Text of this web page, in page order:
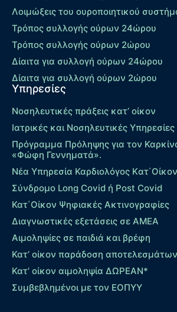
Λοιμώξεις του ουροποιητικού
Τρόπος συλλογής ούρων 24ώρου
Τρόπος συλλογής ούρων 2ώρου
Δίαιτα για συλλογή ούρων 24ώρου
Δίαιτα για συλλογή ούρων 2ώρου
Υπηρεσίες
Νοσηλευτικές πράξεις κατ’ οίκον
Ιατρικές και Νοσηλευτικές Υπηρεσίες
Πρόγραμμα Πρόληψης για τον
«Φώφη Γεννηματά».
Νέα Υπηρεσία Καρδιολόγος Kατ΄Οίκον
Σύνδρομο Long Covid ή Post Covid
Κατ΄Οίκον Ψηφιακές Ακτινογραφίες
Διαγνωστικές εξετάσεις σε ΑΜΕΑ
Αιμοληψίες σε παιδιά και βρέφη
Κατ’ οίκον παράδοση αποτελεσμάτων
Κατ’ οίκον αιμοληψία ΔΩΡΕΑΝ*
Συμβεβλημένοι με τον ΕΟΠΥΥ